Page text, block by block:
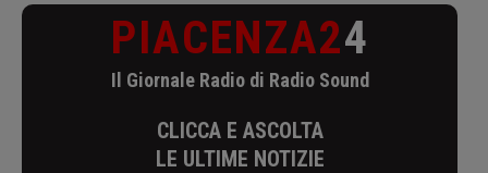
PIACENZA24
Il Giornale Radio di Radio Sound
CLICCA E ASCOLTA
LE ULTIME NOTIZIE